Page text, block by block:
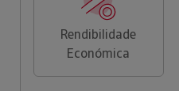
Rendibilidade
Económica